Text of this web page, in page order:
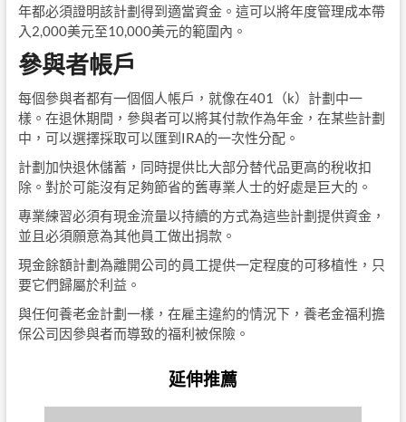
年都必須證明該計劃得到適當資金。這可以將年度管理成本帶
入2,000美元至10,000美元的範圍內。
參與者帳戶
每個參與者都有一個個人帳戶，就像在401（k）計劃中一
樣。在退休期間，參與者可以將其付款作為年金，在某些計劃
中，可以選擇採取可以匯到IRA的一次性分配。
計劃加快退休儲蓄，同時提供比大部分替代品更高的稅收扣
除。對於可能沒有足夠節省的舊專業人士的好處是巨大的。
專業練習必須有現金流量以持續的方式為這些計劃提供資金，
並且必須願意為其他員工做出捐款。
現金餘額計劃為離開公司的員工提供一定程度的可移植性，只
要它們歸屬於利益。
與任何養老金計劃一樣，在雇主違約的情況下，養老金福利擔
保公司因參與者而導致的福利被保險。
延伸推薦